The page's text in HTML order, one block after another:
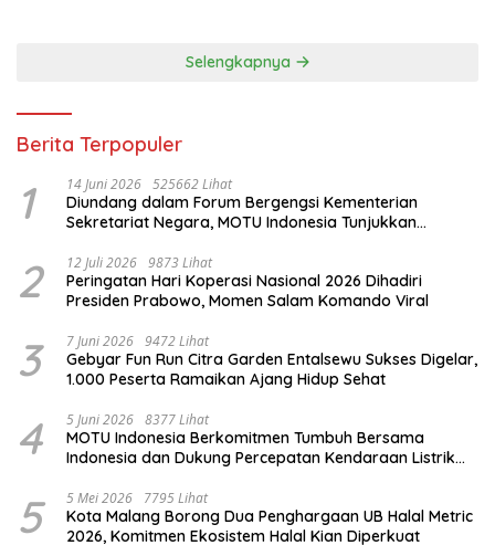
Selengkapnya
Berita Terpopuler
1 14 Juni 2026 525662 Lihat
Diundang dalam Forum Bergengsi Kementerian
Sekretariat Negara, MOTU Indonesia Tunjukkan
2 12 Juli 2026 9873 Lihat
Peringatan Hari Koperasi Nasional 2026 Dihadiri
Presiden Prabowo, Momen Salam Komando Viral
3 7 Juni 2026 9472 Lihat
Gebyar Fun Run Citra Garden Entalsewu Sukses Digelar,
1.000 Peserta Ramaikan Ajang Hidup Sehat
4 5 Juni 2026 8377 Lihat
MOTU Indonesia Berkomitmen Tumbuh Bersama
Indonesia dan Dukung Percepatan Kendaraan Listrik
5 5 Mei 2026 7795 Lihat
Kota Malang Borong Dua Penghargaan UB Halal Metric
2026, Komitmen Ekosistem Halal Kian Diperkuat